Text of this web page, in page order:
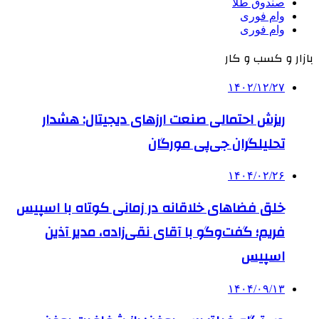
صندوق طلا
وام فوری
وام فوری
بازار و کسب و کار
۱۴۰۲/۱۲/۲۷
ریزش احتمالی صنعت ارزهای دیجیتال: هشدار
تحلیلگران جی‌پی مورگان
۱۴۰۴/۰۲/۲۶
خلق فضاهای خلاقانه در زمانی کوتاه با اسپیس
فریم؛ گفت‌وگو با آقای نقی‌زاده، مدیر آذین
اسپیس
۱۴۰۴/۰۹/۱۳